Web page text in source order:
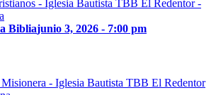
Bibliajunio 3, 2026 - 7:00 pm